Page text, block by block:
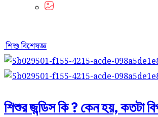
শিশু বিশেষজ্ঞ
শিশুর জন্ডিস কি ? কেন হয়, কতটা